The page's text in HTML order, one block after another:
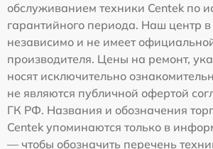
обслуживанием техники Centek по
гарантийного периода. Наш центр
независимо и не имеет
производителя. Цены на ремонт,
носят исключительно
не являются публичной офертой
ГК РФ. Названия и обозначения
Centek упоминаются только в
— чтобы обозначить перечень